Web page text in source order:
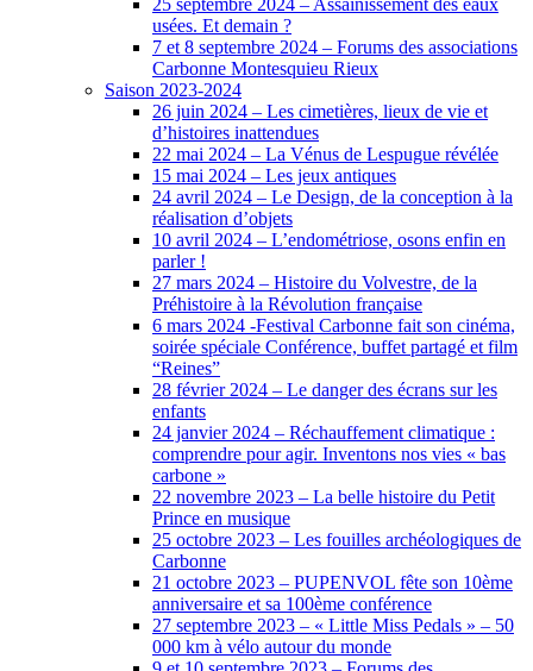
usées. Et demain ?
7 et 8 septembre 2024 – Forums des associations
Carbonne Montesquieu Rieux
Saison 2023-2024
26 juin 2024 – Les cimetières, lieux de vie et
d’histoires inattendues
22 mai 2024 – La Vénus de Lespugue révélée
15 mai 2024 – Les jeux antiques
24 avril 2024 – Le Design, de la conception à la
réalisation d’objets
10 avril 2024 – L’endométriose, osons enfin en
parler !
27 mars 2024 – Histoire du Volvestre, de la
Préhistoire à la Révolution française
6 mars 2024 -Festival Carbonne fait son cinéma,
soirée spéciale Conférence, buffet partagé et film
“Reines”
28 février 2024 – Le danger des écrans sur les
enfants
24 janvier 2024 – Réchauffement climatique :
comprendre pour agir. Inventons nos vies « bas
carbone »
22 novembre 2023 – La belle histoire du Petit
Prince en musique
25 octobre 2023 – Les fouilles archéologiques de
Carbonne
21 octobre 2023 – PUPENVOL fête son 10ème
anniversaire et sa 100ème conférence
27 septembre 2023 – « Little Miss Pedals » – 50
000 km à vélo autour du monde